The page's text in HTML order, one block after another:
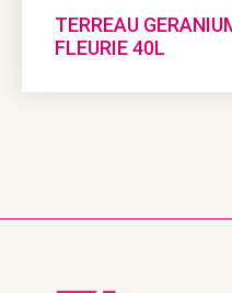
TERREAU
FLEURIE 40L